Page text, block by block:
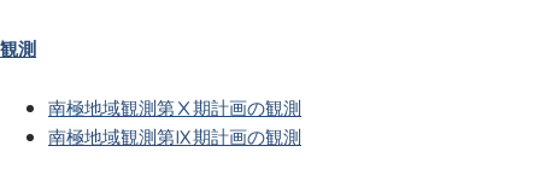
観測
南極地域観測第Ⅹ期計画の観測
南極地域観測第Ⅸ期計画の観測